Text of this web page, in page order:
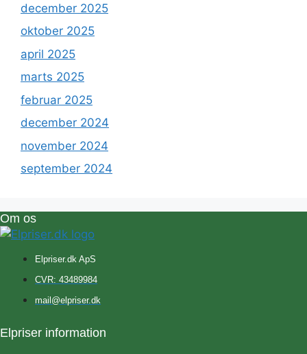
december 2025
oktober 2025
april 2025
marts 2025
februar 2025
december 2024
november 2024
september 2024
Om os
Elpriser.dk ApS
CVR: 43489984
mail@elpriser.dk
Elpriser information